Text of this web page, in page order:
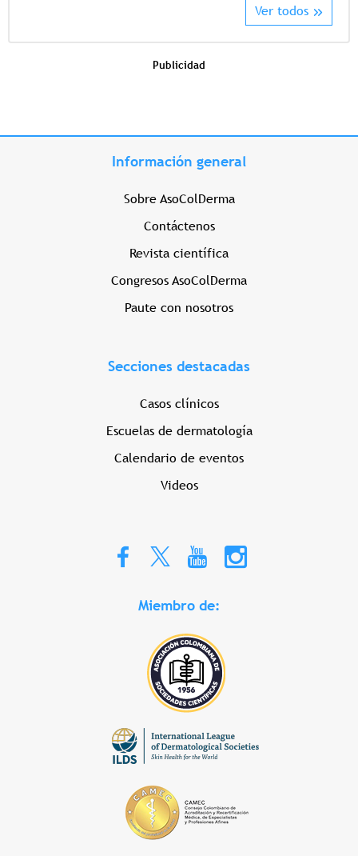
Ver todos
Publicidad
Información general
Sobre AsoColDerma
Contáctenos
Revista científica
Congresos AsoColDerma
Paute con nosotros
Secciones destacadas
Casos clínicos
Escuelas de dermatología
Calendario de eventos
Videos
Miembro de: